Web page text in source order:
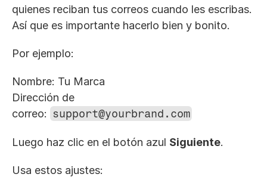
quienes reciban tus correos cuando les escribas.
Así que es importante hacerlo bien y bonito.
Por ejemplo:
Nombre: Tu Marca
Dirección de
correo:
support@yourbrand.com
Luego haz clic en el botón azul Siguiente.
Usa estos ajustes: